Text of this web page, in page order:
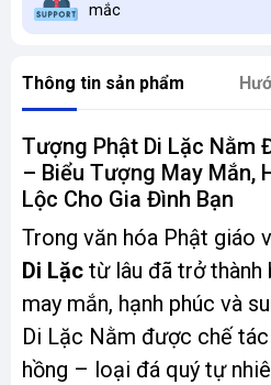
mắc
Thông tin sản phẩm
Tượng Phật Di Lặc Nằm
– Biểu Tượng May Mắn,
Lộc Cho Gia Đình Bạn
Trong văn hóa Phật giáo
Di Lặc từ lâu đã trở
may mắn, hạnh phúc và
Di Lặc Nằm được chế
hồng – loại đá quý tự